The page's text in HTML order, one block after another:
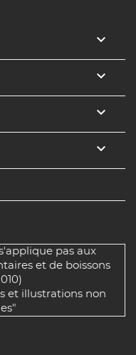




pas aux
et de boissons
et illustrations non